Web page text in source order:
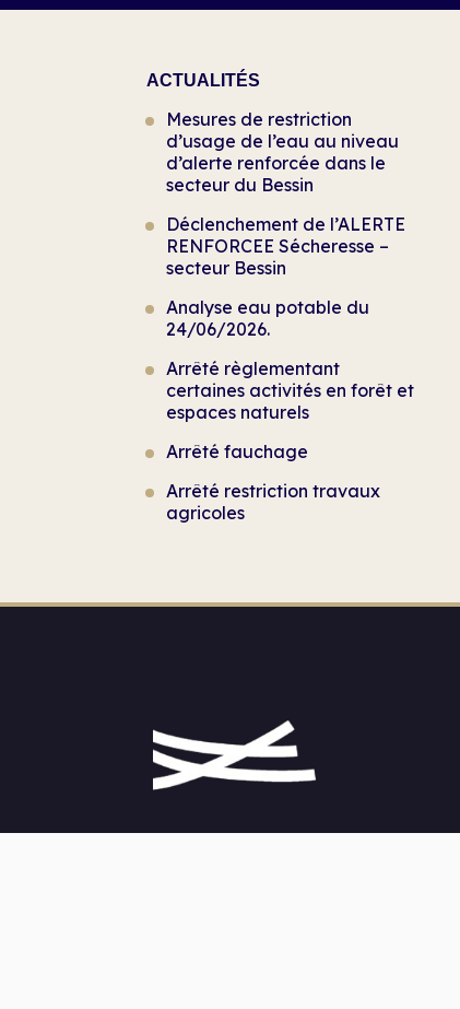
ACTUALITÉS
Mesures de restriction
d’usage de l’eau au niveau
d’alerte renforcée dans le
secteur du Bessin
Déclenchement de l’ALERTE
RENFORCEE Sécheresse –
secteur Bessin
Analyse eau potable du
24/06/2026.
Arrêté règlementant
certaines activités en forêt et
espaces naturels
Arrêté fauchage
Arrêté restriction travaux
agricoles